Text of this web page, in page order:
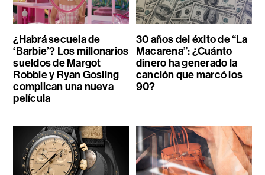
¿Habrá secuela de
‘Barbie’? Los millonarios
sueldos de Margot
Robbie y Ryan Gosling
complican una nueva
película
30 años del éxito de “La
Macarena”: ¿Cuánto
dinero ha generado la
canción que marcó los
90?